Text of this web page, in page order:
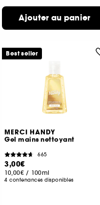
Ajouter au panier
MERCI HANDY
Gel mains nettoyant
665
3,00€
10,00€ / 100ml
4 contenances disponibles
Best seller